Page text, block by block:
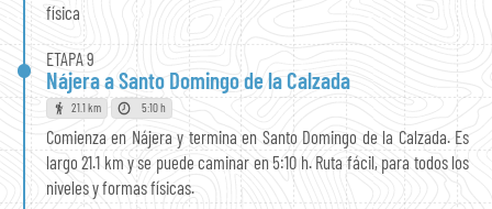
física
ETAPA 9
Nájera a Santo Domingo de la Calzada
21.1 km 5:10 h
Comienza en Nájera y termina en Santo Domingo de la Calzada. Es
largo 21.1 km y se puede caminar en 5:10 h. Ruta fácil, para todos los
niveles y formas físicas.